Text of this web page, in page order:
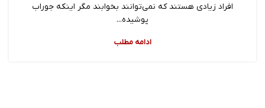
افراد زیادی هستند که نمی‌توانند بخوابند مگر اینکه جوراب
پوشیده...
ادامه مطلب